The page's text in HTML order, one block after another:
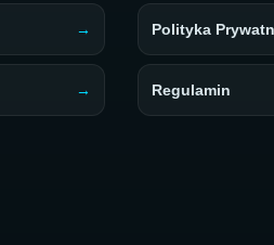
Polityka
Regulamin